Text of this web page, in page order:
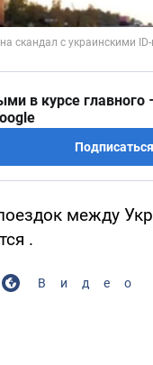
в курсе
Подписаться
между
.
Видео